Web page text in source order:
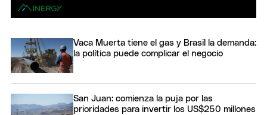
Vaca Muerta tiene el gas y Brasil la demanda:
la política puede complicar el negocio
San Juan: comienza la puja por las
prioridades para invertir los US$250 millones